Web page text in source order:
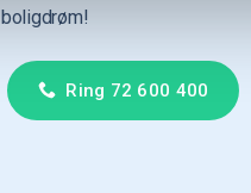
Ring 72 600 400